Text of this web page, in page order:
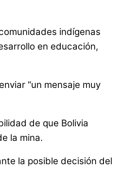
indígenas
en educación,
“un mensaje muy
de que Bolivia
la mina.
la posible decisión del